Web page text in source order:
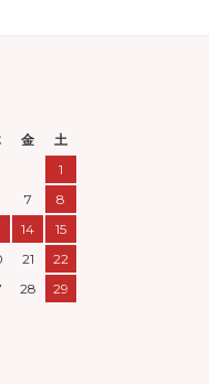
金
土
1
7
8
14
15
21
22
28
29